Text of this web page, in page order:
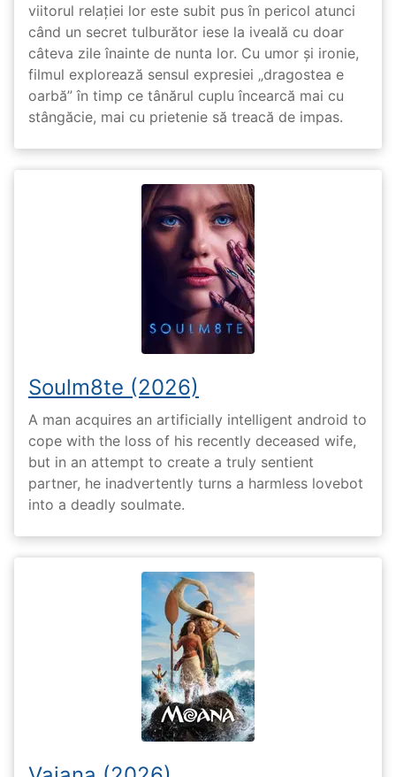
viitorul relației lor este subit pus în pericol atunci
când un secret tulburător iese la iveală cu doar
câteva zile înainte de nunta lor. Cu umor și ironie,
filmul explorează sensul expresiei „dragostea e
oarbă” în timp ce tânărul cuplu încearcă mai cu
stângăcie, mai cu prietenie să treacă de impas.
Soulm8te (2026)
A man acquires an artificially intelligent android to
cope with the loss of his recently deceased wife,
but in an attempt to create a truly sentient
partner, he inadvertently turns a harmless lovebot
into a deadly soulmate.